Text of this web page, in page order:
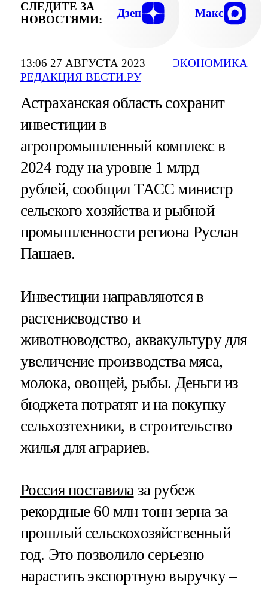
13:06 27 АВГУСТА 2023
РЕДАКЦИЯ ВЕСТИ.РУ
ЭКОНОМИКА
СЛЕДИТЕ ЗА
НОВОСТЯМИ:
Дзен Макс
Астраханская область сохранит
инвестиции в
агропромышленный комплекс в
2024 году на уровне 1 млрд
рублей, сообщил ТАСС министр
сельского хозяйства и рыбной
промышленности региона Руслан
Пашаев.
Инвестиции направляются в
растениеводство и
животноводство, аквакультуру для
увеличение производства мяса,
молока, овощей, рыбы. Деньги из
бюджета потратят и на покупку
сельхозтехники, в строительство
жилья для аграриев.
Россия поставила за рубеж
рекордные 60 млн тонн зерна за
прошлый сельскохозяйственный
год. Это позволило серьезно
нарастить экспортную выручку –